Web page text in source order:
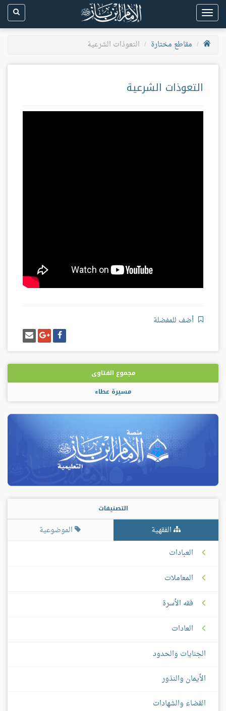
Toggle
navigation
مقاطع مختارة
التعوذات الشرعية
التعوذات الشرعية
أضف للمفضلة
شارك
على
فيسبوك
شارك
على
غوغل
بلس
إرسل
إيميل
مجموع الفتاوى
مسيرة عطاء
التصنيفات
الفقهية
الموضوعية
العبادات
المعاملات
فقه الأسرة
العادات
الجنايات والحدود
الأيمان والنذور
القضاء والشهادات